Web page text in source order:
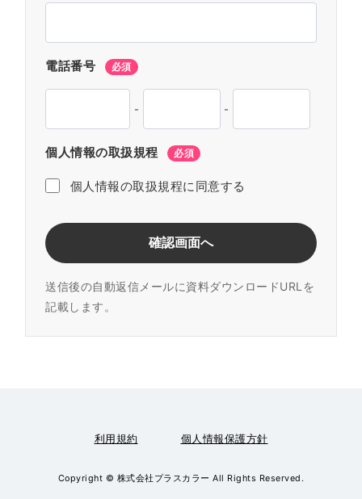
電話番号 必須
- -
個人情報の取扱規程 必須
個人情報の取扱規程に同意する
送信後の自動返信メールに資料ダウンロードURLを
記載します。
利用規約 個人情報保護方針
Copyright © 株式会社プラスカラー All Rights Reserved.